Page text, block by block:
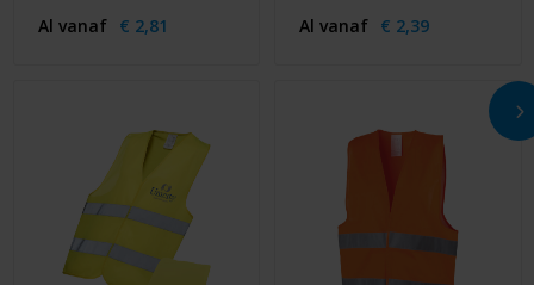
Al vanaf € 2,81
Al vanaf € 2,39